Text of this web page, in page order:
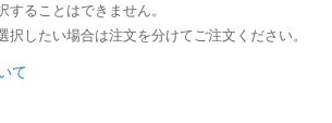
することはできません。
択したい場合は注文を分けてご注文ください。
て